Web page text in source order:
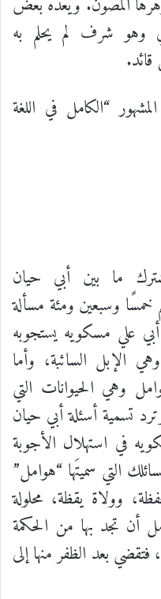
وهو شرف لم يحلم به
“الكامل في اللغة
ما بين أبي حيان
وسبعين ومئة مسألة
علي مسكويه يستجوبه
الإبل السائبة، وأما
وهي الحيوانات التي
تسمية أسئلة أبي حيان
في استهلال الأجوبة
التي سميتَها “هوامل”
وولاة يقظة، محلولة
أن تجد بها من الحكمة
بعد الظفر منها إلى